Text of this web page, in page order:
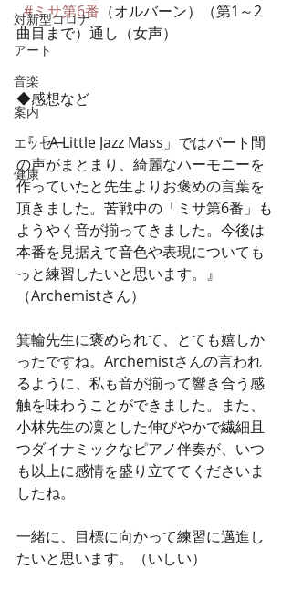
対新型コロナ
アート
音楽
案内
エッセー
健康
#ミサ第6番 （オルバーン）（第1～2
曲目まで）通し（女声）
◆感想など
『「A Little Jazz Mass」ではパート間
の声がまとまり、綺麗なハーモニーを
作っていたと先生よりお褒めの言葉を
頂きました。苦戦中の「ミサ第6番」も
ようやく音が揃ってきました。今後は
本番を見据えて音色や表現についても
っと練習したいと思います。』
（Archemistさん）
箕輪先生に褒められて、とても嬉しか
ったですね。Archemistさんの言われ
るように、私も音が揃って響き合う感
触を味わうことができました。また、
小林先生の凜とした伸びやかで繊細且
つダイナミックなピアノ伴奏が、いつ
も以上に感情を盛り立ててくださいま
したね。
一緒に、目標に向かって練習に邁進し
たいと思います。（いしい）